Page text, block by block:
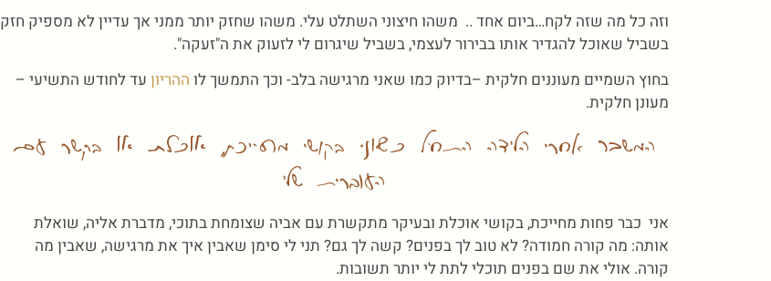
וזה כל מה שזה לקח…ביום אחד .. משהו חיצוני השתלט עלי. משהו שחזק יותר ממני אך עדיין לא מספיק חזק
בשביל שאוכל להגדיר אותו בבירור לעצמי, בשביל שיגרום לי לזעוק את ה"זעקה".
בחוץ השמיים מעוננים חלקית –בדיוק כמו שאני מרגישה בלב- וכך התמשך לו ההריון עד לחודש התשיעי –
מעונן חלקית.
המשבר אחרי הלידה התחיל כשאני בקושי מחייכת, אוכלת או בקשר עם
העוברית שלי
אני כבר פחות מחייכת, בקושי אוכלת ובעיקר מתקשרת עם אביה שצומחת בתוכי, מדברת אליה, שואלת
אותה: מה קורה חמודה? לא טוב לך בפנים? קשה לך גם? תני לי סימן שאבין איך את מרגישה, שאבין מה
קורה. אולי את שם בפנים תוכלי לתת לי יותר תשובות.